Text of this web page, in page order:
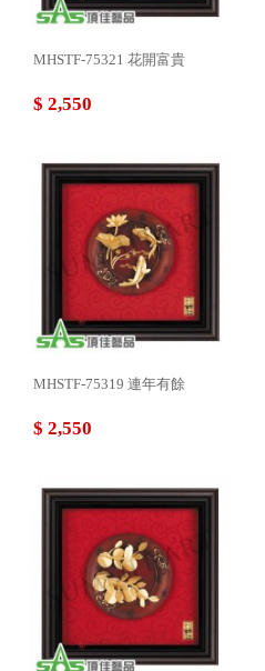
MHSTF-75321 花開富貴
$ 2,550
MHSTF-75319 連年有餘
$ 2,550